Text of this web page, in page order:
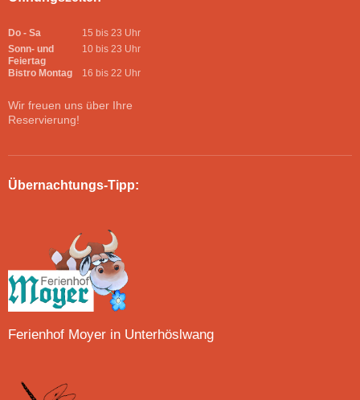
Do - Sa
15 bis 23 Uhr
Sonn- und
Feiertag
10 bis 23 Uhr
Bistro Montag 16 bis 22 Uhr
Wir freuen uns über Ihre
Reservierung!
Übernachtungs-Tipp:
Ferienhof Moyer in Unterhöslwang